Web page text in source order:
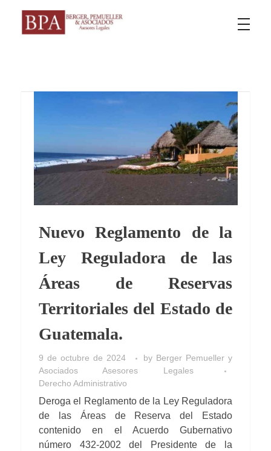
Nuevo Reglamento de la
Ley Reguladora de las
Áreas de Reservas
Territoriales del Estado de
Guatemala.
9 de octubre de 2024 by Berger Pemueller y
Asociados Asesores Legales
Derecho Administrativo
Deroga el Reglamento de la Ley Reguladora
de las Áreas de Reserva del Estado
contenido en el Acuerdo Gubernativo
número 432-2002 del Presidente de la